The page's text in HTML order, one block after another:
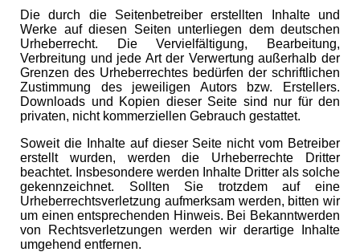
Die durch die Seitenbetreiber erstellten Inhalte und
Werke auf diesen Seiten unterliegen dem deutschen
Urheberrecht. Die Vervielfältigung, Bearbeitung,
Verbreitung und jede Art der Verwertung außerhalb der
Grenzen des Urheberrechtes bedürfen der schriftlichen
Zustimmung des jeweiligen Autors bzw. Erstellers.
Downloads und Kopien dieser Seite sind nur für den
privaten, nicht kommerziellen Gebrauch gestattet.
Soweit die Inhalte auf dieser Seite nicht vom Betreiber
erstellt wurden, werden die Urheberrechte Dritter
beachtet. Insbesondere werden Inhalte Dritter als solche
gekennzeichnet. Sollten Sie trotzdem auf eine
Urheberrechtsverletzung aufmerksam werden, bitten wir
um einen entsprechenden Hinweis. Bei Bekanntwerden
von Rechtsverletzungen werden wir derartige Inhalte
umgehend entfernen.